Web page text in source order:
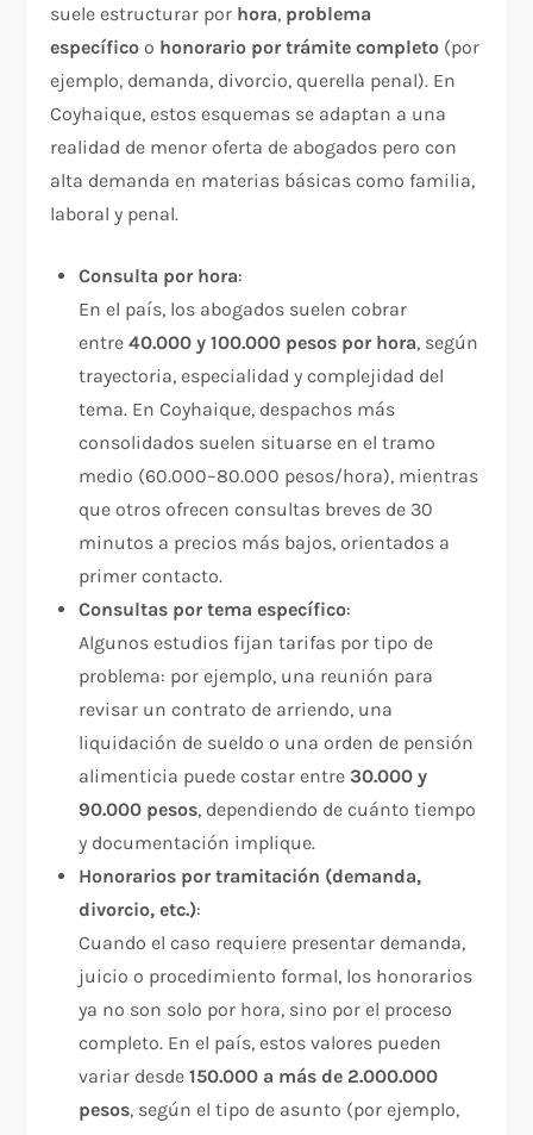
suele estructurar por hora, problema
específico o honorario por trámite completo (por
ejemplo, demanda, divorcio, querella penal). En
Coyhaique, estos esquemas se adaptan a una
realidad de menor oferta de abogados pero con
alta demanda en materias básicas como familia,
laboral y penal.
Consulta por hora:
En el país, los abogados suelen cobrar
entre40.000 y 100.000 pesos por hora, según
trayectoria, especialidad y complejidad del
tema. En Coyhaique, despachos más
consolidados suelen situarse en el tramo
medio (60.000–80.000 pesos/hora), mientras
que otros ofrecen consultas breves de 30
minutos a precios más bajos, orientados a
primer contacto.
Consultas por tema específico:
Algunos estudios fijan tarifas por tipo de
problema: por ejemplo, una reunión para
revisar un contrato de arriendo, una
liquidación de sueldo o una orden de pensión
alimenticia puede costar entre30.000 y
90.000 pesos, dependiendo de cuánto tiempo
y documentación implique.
Honorarios por tramitación (demanda,
divorcio, etc.):
Cuando el caso requiere presentar demanda,
juicio o procedimiento formal, los honorarios
ya no son solo por hora, sino por el proceso
completo. En el país, estos valores pueden
variar desde150.000 a más de 2.000.000
pesos, según el tipo de asunto (por ejemplo,